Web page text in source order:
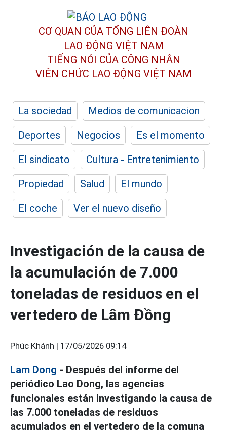
CƠ QUAN CỦA TỔNG LIÊN ĐOÀN
LAO ĐỘNG VIỆT NAM
TIẾNG NÓI CỦA CÔNG NHÂN
VIÊN CHỨC LAO ĐỘNG VIỆT NAM
La sociedad
Medios de comunicacion
Deportes
Negocios
Es el momento
El sindicato
Cultura - Entretenimiento
Propiedad
Salud
El mundo
El coche
Ver el nuevo diseño
Investigación de la causa de
la acumulación de 7.000
toneladas de residuos en el
vertedero de Lâm Đồng
Phúc Khánh | 17/05/2026 09:14
Lam Dong - Después del informe del
periódico Lao Dong, las agencias
funcionales están investigando la causa de
las 7.000 toneladas de residuos
acumulados en el vertedero de la comuna